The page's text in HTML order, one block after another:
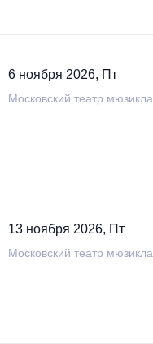
6 ноября 2026, Пт
Московский театр мюзикла
13 ноября 2026, Пт
Московский театр мюзикла